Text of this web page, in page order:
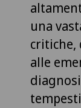
una
critiche,
alle